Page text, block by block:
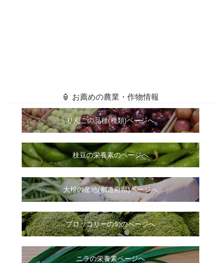
🏮 お薦めの農業・作物情報
りんごの品種(種類)ページへ
枝豆の栄養素のページへ
大根の産地(都道府県)ページへ
ブロッコリーの旬のページへ
ニラの栄養素ページへ